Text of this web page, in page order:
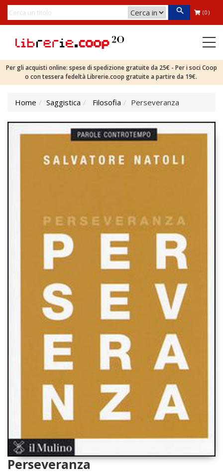
(0)
Per gli acquisti online: spese di spedizione gratuite da 25€ - Per i soci Coop
o con tessera fedeltà Librerie.coop gratuite a partire da 19€.
Home Saggistica Filosofia Perseveranza
Perseveranza